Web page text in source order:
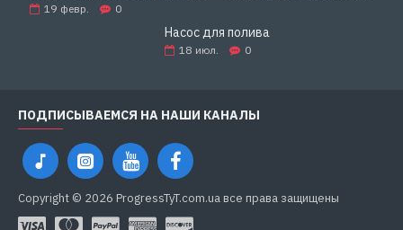
19 февр. 0
Насос для полива
18 июл. 0
ПОДПИСЫВАЕМСЯ НА НАШИ КАНАЛЫ
Copyright © 2026 ProgressTyT.com.ua все права защищены